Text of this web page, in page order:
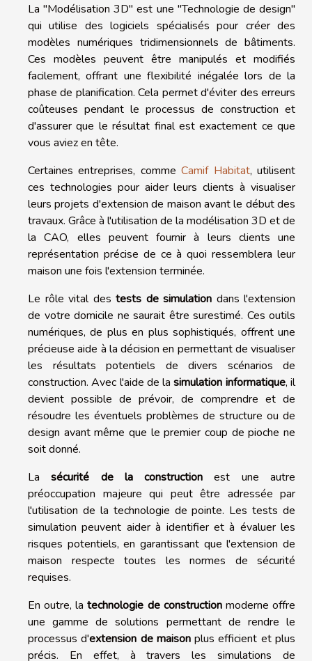
La "Modélisation 3D" est une "Technologie de design"
qui utilise des logiciels spécialisés pour créer des
modèles numériques tridimensionnels de bâtiments.
Ces modèles peuvent être manipulés et modifiés
facilement, offrant une flexibilité inégalée lors de la
phase de planification. Cela permet d'éviter des erreurs
coûteuses pendant le processus de construction et
d'assurer que le résultat final est exactement ce que
vous aviez en tête.
Certaines entreprises, commeCamif Habitat, utilisent
ces technologies pour aider leurs clients à visualiser
leurs projets d'extension de maison avant le début des
travaux. Grâce à l'utilisation de la modélisation 3D et de
la CAO, elles peuvent fournir à leurs clients une
représentation précise de ce à quoi ressemblera leur
maison une fois l'extension terminée.
Le rôle vital des tests de simulation dans l'extension
de votre domicile ne saurait être surestimé. Ces outils
numériques, de plus en plus sophistiqués, offrent une
précieuse aide à la décision en permettant de visualiser
les résultats potentiels de divers scénarios de
construction. Avec l'aide de lasimulation informatique, il
devient possible de prévoir, de comprendre et de
résoudre les éventuels problèmes de structure ou de
design avant même que le premier coup de pioche ne
soit donné.
Lasécurité de la construction est une autre
préoccupation majeure qui peut être adressée par
l'utilisation de la technologie de pointe. Les tests de
simulation peuvent aider à identifier et à évaluer les
risques potentiels, en garantissant que l'extension de
maison respecte toutes les normes de sécurité
requises.
En outre, latechnologie de constructionmoderne offre
une gamme de solutions permettant de rendre le
processus d'extension de maisonplus efficient et plus
précis. En effet, à travers les simulations de